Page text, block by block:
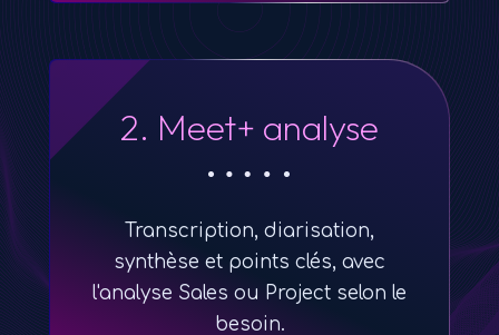
2. Meet+ analyse
Transcription, diarisation,
synthèse et points clés, avec
l'analyse Sales ou Project selon le
besoin.